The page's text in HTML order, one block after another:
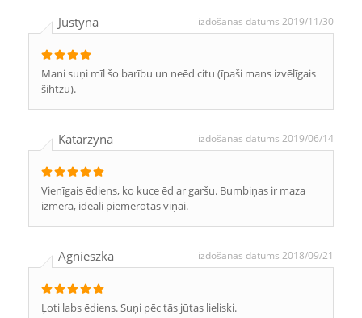
Justyna izdošanas datums 2019/11/30
Mani suņi mīl šo barību un neēd citu (īpaši mans izvēlīgais
šihtzu).
Katarzyna izdošanas datums 2019/06/14
Vienīgais ēdiens, ko kuce ēd ar garšu. Bumbiņas ir maza
izmēra, ideāli piemērotas viņai.
Agnieszka izdošanas datums 2018/09/21
Ļoti labs ēdiens. Suņi pēc tās jūtas lieliski.